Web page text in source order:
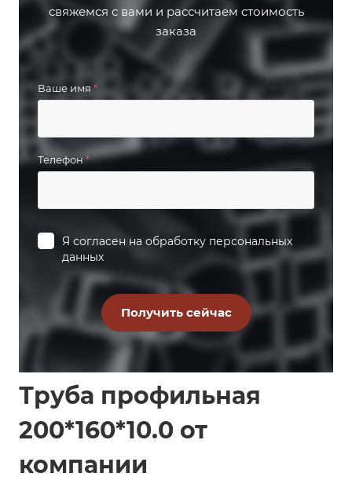
свяжемся с вами и рассчитаем стоимость
заказа
Ваше имя *
Телефон*
Я согласен на обработку персональных
данных
Труба профильная
200*160*10.0 от
компании